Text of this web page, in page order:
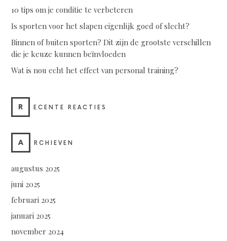
10 tips om je conditie te verbeteren
Is sporten voor het slapen eigenlijk goed of slecht?
Binnen of buiten sporten? Dit zijn de grootste verschillen
die je keuze kunnen beïnvloeden
Wat is nou echt het effect van personal training?
R ECENTE REACTIES
A RCHIEVEN
augustus 2025
juni 2025
februari 2025
januari 2025
november 2024